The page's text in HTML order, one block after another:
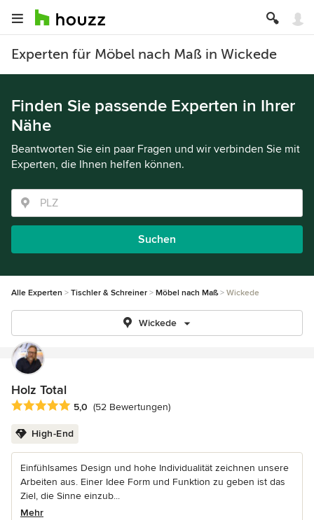
Experten für Möbel nach Maß in Wickede
Finden Sie passende Experten in Ihrer
Nähe
Beantworten Sie ein paar Fragen und wir verbinden Sie mit
Experten, die Ihnen helfen können.
Suchen
Alle Experten Tischler & Schreiner Möbel nach Maß Wickede
Wickede
Holz Total
Durchschnittliche Bewertung: 5 von 5 Sternen
5,0 (52 Bewertungen)
High-End
Einfühlsames Design und hohe Individualität zeichnen unsere
Arbeiten aus. Einer Idee Form und Funktion zu geben ist das
Ziel, die Sinne einzub...
Mehr